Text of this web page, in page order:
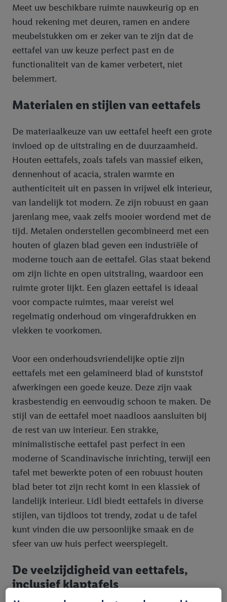
Meet uw beschikbare ruimte nauwkeurig op en
houd rekening met deuren, ramen en andere
meubelstukken om er zeker van te zijn dat de
eettafel van uw keuze perfect past en de
functionaliteit van de kamer verbetert, niet
belemmert.
Materialen en stijlen van eettafels
De materiaalkeuze van uw eettafel heeft een grote
invloed op de uitstraling en de duurzaamheid.
Houten eettafels, zoals tafels van massief eiken,
dennenhout of acacia, stralen warmte en
authenticiteit uit en passen in vrijwel elk interieur,
van landelijk tot modern. Ze zijn robuust en gaan
jarenlang mee, vaak zelfs mooier wordend met de
tijd. Metalen onderstellen gecombineerd met een
houten of glazen blad geven een industriële of
moderne touch aan de eettafel. Glas staat bekend
om zijn lichte en open uitstraling, waardoor een
ruimte groter lijkt. Een glazen eettafel is ideaal
voor compacte ruimtes, maar vereist wel
regelmatig onderhoud om vingerafdrukken en
vlekken te voorkomen.
Voor een onderhoudsvriendelijke optie zijn
eettafels met een gelamineerd blad of kunststof
afwerkingen een goede keuze. Deze zijn vaak
krasbestendig en eenvoudig schoon te maken. De
stijl van de eettafel moet naadloos aansluiten bij
de rest van uw interieur. Een strakke,
minimalistische eettafel past perfect in een
moderne of Scandinavische inrichting, terwijl een
tafel met bewerkte poten of een robuust houten
blad beter tot zijn recht komt in een klassiek of
landelijk interieur. Lidl biedt eettafels in diverse
stijlen, van tijdloos tot trendy, zodat u de tafel
kunt vinden die uw persoonlijke smaak en de
sfeer van uw huis perfect weerspiegelt.
De veelzijdigheid van eettafels,
inclusief klaptafels